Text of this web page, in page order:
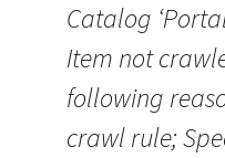
Catalog
Item not
following
crawl rule;